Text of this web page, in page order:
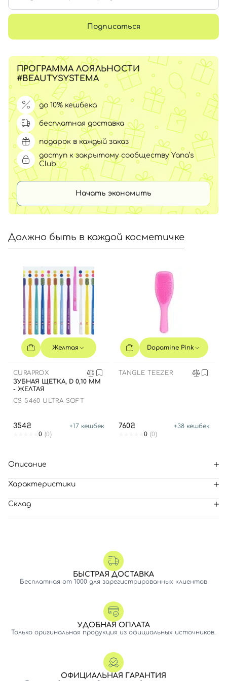
Подписаться
ПРОГРАММА ЛОЯЛЬНОСТИ
#BEAUTYSYSTEMA
до 10% кешбека
бесплатная доставка
подарок в каждый заказ
доступ к закрытому сообществу Yana’s
Club
Начать экономить
Должно быть в каждой косметичке
Желтая
CURAPROX
ЗУБНАЯ ЩЕТКА, D 0,10 ММ
- ЖЕЛТАЯ
CS 5460 ULTRA SOFT
354₴ +17 кешбек
0 (0)
Dopamine Pink
TANGLE TEEZER
760₴ +38 кешбек
0 (0)
Описание
Характеристики
Склад
БЫСТРАЯ ДОСТАВКА
Бесплатная от 1000 для зарегистрированных клиентов
УДОБНАЯ ОПЛАТА
Только оригинальная продукция из официальных источников.
ОФИЦИАЛЬНАЯ ГАРАНТИЯ